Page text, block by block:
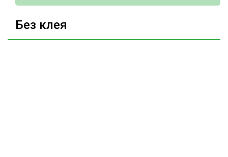
Без клея